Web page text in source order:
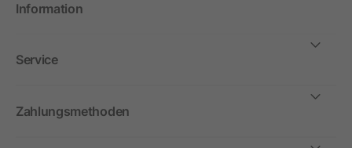
Information
Service
Zahlungsmethoden